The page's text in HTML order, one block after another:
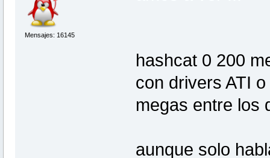
Mensajes: 16145
hashcat 0 200
con drivers ATI
megas entre los
aunque solo